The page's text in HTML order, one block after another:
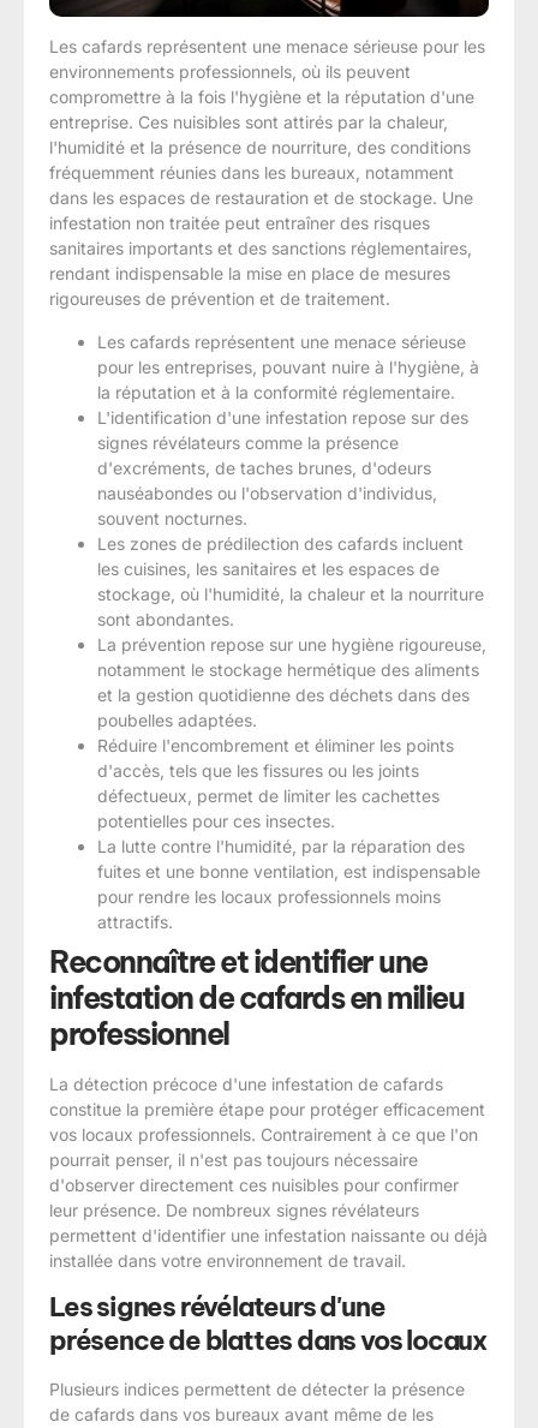
Les cafards représentent une menace sérieuse pour les
environnements professionnels, où ils peuvent
compromettre à la fois l'hygiène et la réputation d'une
entreprise. Ces nuisibles sont attirés par la chaleur,
l'humidité et la présence de nourriture, des conditions
fréquemment réunies dans les bureaux, notamment
dans les espaces de restauration et de stockage. Une
infestation non traitée peut entraîner des risques
sanitaires importants et des sanctions réglementaires,
rendant indispensable la mise en place de mesures
rigoureuses de prévention et de traitement.
Les cafards représentent une menace sérieuse
pour les entreprises, pouvant nuire à l'hygiène, à
la réputation et à la conformité réglementaire.
L'identification d'une infestation repose sur des
signes révélateurs comme la présence
d'excréments, de taches brunes, d'odeurs
nauséabondes ou l'observation d'individus,
souvent nocturnes.
Les zones de prédilection des cafards incluent
les cuisines, les sanitaires et les espaces de
stockage, où l'humidité, la chaleur et la nourriture
sont abondantes.
La prévention repose sur une hygiène rigoureuse,
notamment le stockage hermétique des aliments
et la gestion quotidienne des déchets dans des
poubelles adaptées.
Réduire l'encombrement et éliminer les points
d'accès, tels que les fissures ou les joints
défectueux, permet de limiter les cachettes
potentielles pour ces insectes.
La lutte contre l'humidité, par la réparation des
fuites et une bonne ventilation, est indispensable
pour rendre les locaux professionnels moins
attractifs.
Reconnaître et identifier une
infestation de cafards en milieu
professionnel
La détection précoce d'une infestation de cafards
constitue la première étape pour protéger efficacement
vos locaux professionnels. Contrairement à ce que l'on
pourrait penser, il n'est pas toujours nécessaire
d'observer directement ces nuisibles pour confirmer
leur présence. De nombreux signes révélateurs
permettent d'identifier une infestation naissante ou déjà
installée dans votre environnement de travail.
Les signes révélateurs d'une
présence de blattes dans vos locaux
Plusieurs indices permettent de détecter la présence
de cafards dans vos bureaux avant même de les